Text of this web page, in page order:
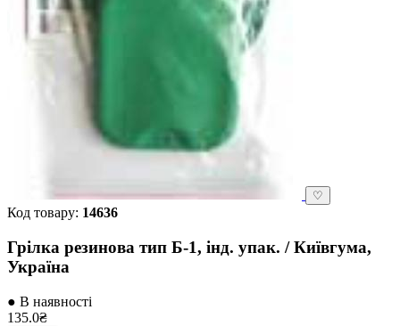
♡
Код товару: 14636
Грілка резинова тип Б-1, інд. упак. / Київгума,
Україна
● В наявності
135.0₴